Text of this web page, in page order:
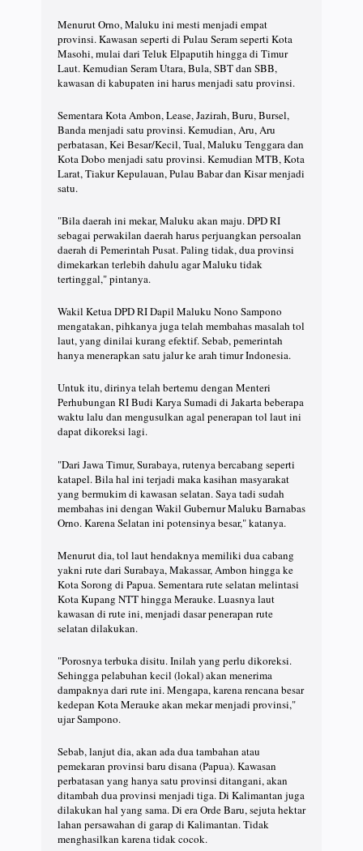
Menurut Orno, Maluku ini mesti menjadi empat
provinsi. Kawasan seperti di Pulau Seram seperti Kota
Masohi, mulai dari Teluk Elpaputih hingga di Timur
Laut. Kemudian Seram Utara, Bula, SBT dan SBB,
kawasan di kabupaten ini harus menjadi satu provinsi.
Sementara Kota Ambon, Lease, Jazirah, Buru, Bursel,
Banda menjadi satu provinsi. Kemudian, Aru, Aru
perbatasan, Kei Besar/Kecil, Tual, Maluku Tenggara dan
Kota Dobo menjadi satu provinsi. Kemudian MTB, Kota
Larat, Tiakur Kepulauan, Pulau Babar dan Kisar menjadi
satu.
"Bila daerah ini mekar, Maluku akan maju. DPD RI
sebagai perwakilan daerah harus perjuangkan persoalan
daerah di Pemerintah Pusat. Paling tidak, dua provinsi
dimekarkan terlebih dahulu agar Maluku tidak
tertinggal," pintanya.
Wakil Ketua DPD RI Dapil Maluku Nono Sampono
mengatakan, pihkanya juga telah membahas masalah tol
laut, yang dinilai kurang efektif. Sebab, pemerintah
hanya menerapkan satu jalur ke arah timur Indonesia.
Untuk itu, dirinya telah bertemu dengan Menteri
Perhubungan RI Budi Karya Sumadi di Jakarta beberapa
waktu lalu dan mengusulkan agal penerapan tol laut ini
dapat dikoreksi lagi.
"Dari Jawa Timur, Surabaya, rutenya bercabang seperti
katapel. Bila hal ini terjadi maka kasihan masyarakat
yang bermukim di kawasan selatan. Saya tadi sudah
membahas ini dengan Wakil Gubernur Maluku Barnabas
Orno. Karena Selatan ini potensinya besar," katanya.
Menurut dia, tol laut hendaknya memiliki dua cabang
yakni rute dari Surabaya, Makassar, Ambon hingga ke
Kota Sorong di Papua. Sementara rute selatan melintasi
Kota Kupang NTT hingga Merauke. Luasnya laut
kawasan di rute ini, menjadi dasar penerapan rute
selatan dilakukan.
"Porosnya terbuka disitu. Inilah yang perlu dikoreksi.
Sehingga pelabuhan kecil (lokal) akan menerima
dampaknya dari rute ini. Mengapa, karena rencana besar
kedepan Kota Merauke akan mekar menjadi provinsi,"
ujar Sampono.
Sebab, lanjut dia, akan ada dua tambahan atau
pemekaran provinsi baru disana (Papua). Kawasan
perbatasan yang hanya satu provinsi ditangani, akan
ditambah dua provinsi menjadi tiga. Di Kalimantan juga
dilakukan hal yang sama. Di era Orde Baru, sejuta hektar
lahan persawahan di garap di Kalimantan. Tidak
menghasilkan karena tidak cocok.